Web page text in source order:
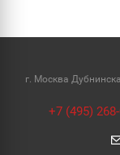
г. Москва
+7 (495)